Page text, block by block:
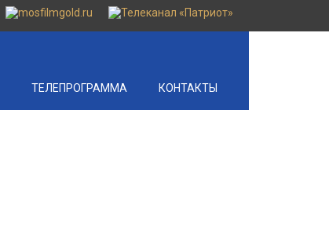
ТЕЛЕПРОГРАММА КОНТАКТЫ